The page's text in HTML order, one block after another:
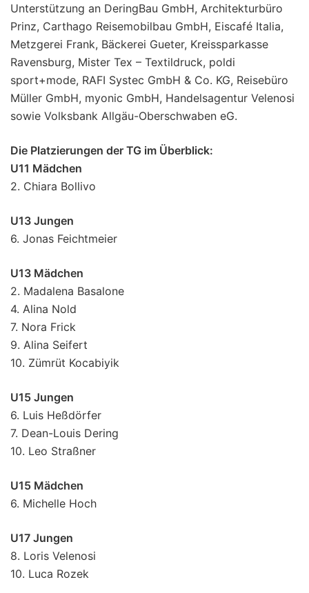
Unterstützung an DeringBau GmbH, Architekturbüro
Prinz, Carthago Reisemobilbau GmbH, Eiscafé Italia,
Metzgerei Frank, Bäckerei Gueter, Kreissparkasse
Ravensburg, Mister Tex – Textildruck, poldi
sport+mode, RAFI Systec GmbH & Co. KG, Reisebüro
Müller GmbH, myonic GmbH, Handelsagentur Velenosi
sowie Volksbank Allgäu-Oberschwaben eG.
Die Platzierungen der TG im Überblick:
U11 Mädchen
2. Chiara Bollivo
U13 Jungen
6. Jonas Feichtmeier
U13 Mädchen
2. Madalena Basalone
4. Alina Nold
7. Nora Frick
9. Alina Seifert
10. Zümrüt Kocabiyik
U15 Jungen
6. Luis Heßdörfer
7. Dean-Louis Dering
10. Leo Straßner
U15 Mädchen
6. Michelle Hoch
U17 Jungen
8. Loris Velenosi
10. Luca Rozek